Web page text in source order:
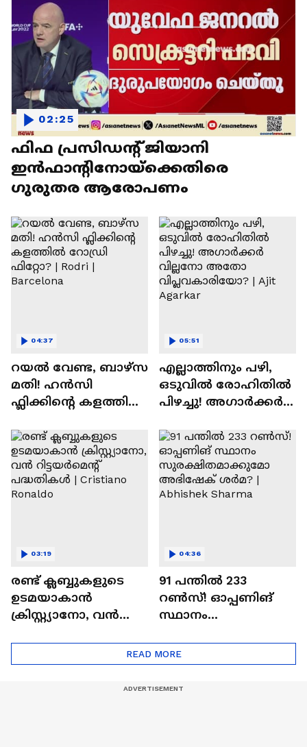
ഫിഫ പ്രസിഡന്റ് ജിയാനി
ഇൻഫാന്റിനോയ്‌ക്കെതിരെ
ഗുരുതര ആരോപണം
02:25
റയല്‍ വേണ്ട, ബാഴ്‌സ
മതി! ഹൻസി
ഫ്ലിക്കിന്റെ കളത്തില്‍
Rodri | Barcelona
04:37
എല്ലാത്തിനും പഴി,
ഒടുവില്‍ രോഹിതില്‍
പിഴച്ചു! അഗാര്‍ക്കർ
വിപ്ലവകാരിയോ? |
Ajit Agarkar
05:51
രണ്ട്‌ ക്ലബ്ബുകളുടെ
ഉടമയാകാന്‍
ക്രിസ്റ്റ്യാനോ, വന്‍
പദ്ധതികള്‍ | Cristiano
Ronaldo
03:19
91 പന്തില്‍ 233
റണ്‍സ്! ഓപ്പണിങ്
സ്ഥാനം
അഭിഷേക് ശർമ? |
Abhishek Sharma
04:36
READ MORE